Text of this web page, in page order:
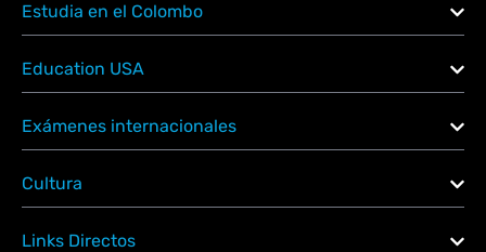
Estudia en el Colombo
Education USA
Exámenes internacionales
Cultura
Links Directos